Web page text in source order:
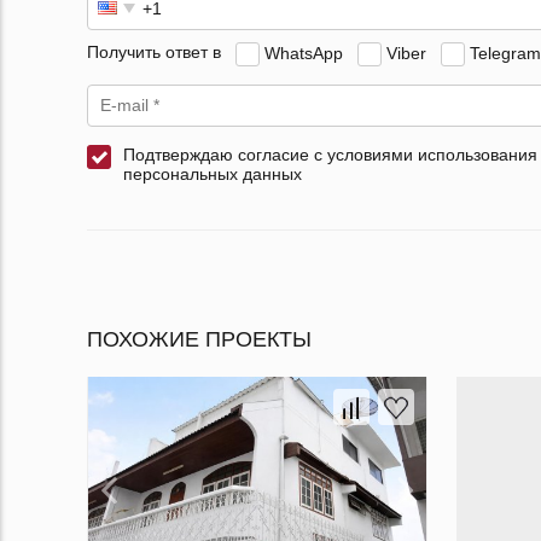
Получить ответ в WhatsApp Viber Telegram
Подтверждаю согласие с условиями использования
персональных данных
ПОХОЖИЕ ПРОЕКТЫ